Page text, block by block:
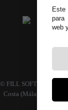
© FILL SOFT S.L., CIF:
Costa (Málaga) |
Este
para
web